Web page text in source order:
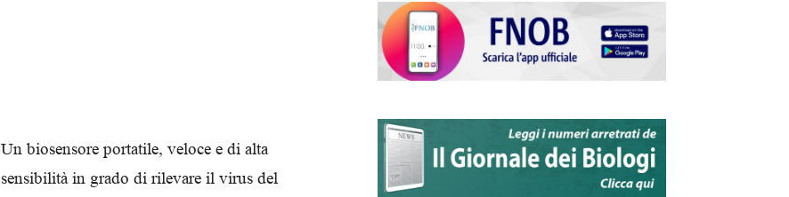
Un biosensore portatile, veloce e di alta
sensibilità in grado di rilevare il virus del